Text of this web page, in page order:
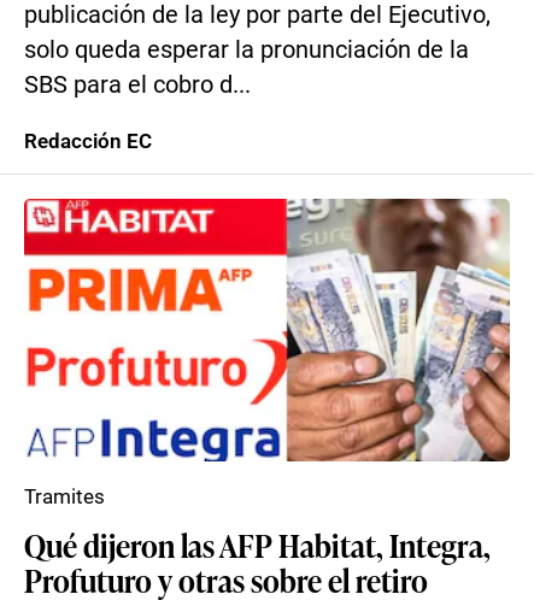
publicación de la ley por parte del Ejecutivo,
solo queda esperar la pronunciación de la
SBS para el cobro d...
Redacción EC
Qué dijeron las AFP Habitat, Integra,
Profuturo y otras sobre el retiro
Tramites